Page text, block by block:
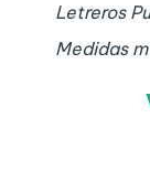
Letreros
Medidas